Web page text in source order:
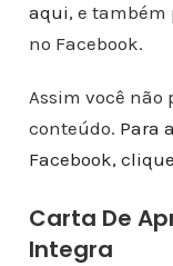
aqui, e também
no Facebook.
Assim você
conteúdo. Para
Facebook,
Carta De
Integra